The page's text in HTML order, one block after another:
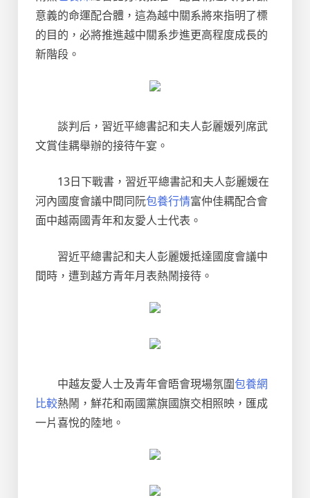
意義的命運配合體，這為越中關系將來指明了標
的目的，必將推進越中關系步進更高程度成長的
新階段。
談判后，習近平總書記和夫人彭麗媛列席武
文賞佳耦舉辦的接待午宴。
13日下戰書，習近平總書記和夫人彭麗媛在
河內國度會議中間同阮包養行情富仲佳耦配合會
面中越兩國青年和友愛人士代表。
習近平總書記和夫人彭麗媛抵達國度會議中
間時，遭到越方青年月表熱鬧接待。
中越友愛人士及青年會晤會現場氛圍包養網
比較熱鬧，鮮花和兩國黨旗國旗交相照映，匯成
一片喜悅的陸地。